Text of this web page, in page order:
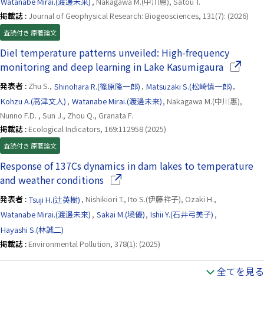
掲載誌 : Journal of Geophysical Research: Biogeosciences, 131(7): (2026)
査読付き 原著論文
Diel temperature patterns unveiled: High-frequency
monitoring and deep learning in Lake Kasumigaura（別ウイ
発表者 : Zhu S., Shinohara R.(篠原隆一郎) , Matsuzaki S.(松崎慎一郎),
Kohzu A.(高津文人) , Watanabe Mirai.(渡邊未来), Nakagawa M.(中川惠),
Nunno F.D. , Sun J., Zhou Q., Granata F.
掲載誌 : Ecological Indicators, 169:112958 (2025)
査読付き 原著論文
Response of 137Cs dynamics in dam lakes to temperature
and weather conditions（別ウインドウで開きます）
発表者 : Tsuji H.(辻英樹) , Nishikiori T., Ito S.(伊藤祥子), Ozaki H.,
Watanabe Mirai.(渡邊未来) , Sakai M.(境優), Ishii Y.(石井弓美子) ,
Hayashi S.(林誠二)
掲載誌 : Environmental Pollution, 378(1): (2025)
全てを見る